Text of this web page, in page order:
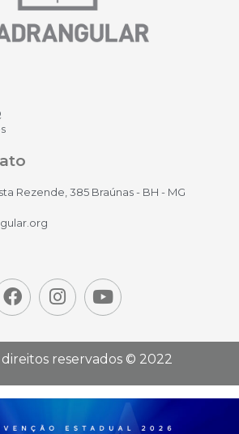
Rezende, 385 Braúnas - BH - MG
direitos reservados © 2022